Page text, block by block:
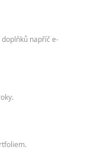
napříč e-